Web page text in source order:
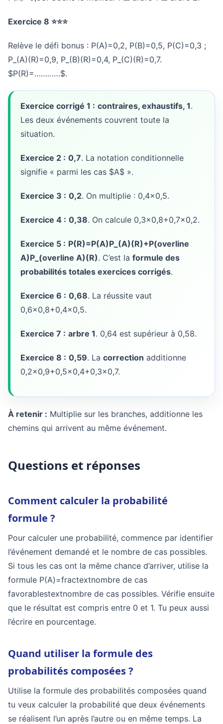
Exercice 8 ⭐⭐⭐
Relève le défi bonus : P(A)=0,2, P(B)=0,5, P(C)=0,3 ;
P_(A)(R)=0,9, P_(B)(R)=0,4, P_(C)(R)=0,7.
$P(R)=…………$.
Exercice corrigé 1 : contraires, exhaustifs, 1.
Les deux événements couvrent toute la
situation.
Exercice 2 : 0,7. La notation conditionnelle
signifie « parmi les cas $A$ ».
Exercice 3 : 0,2. On multiplie : 0,4×0,5.
Exercice 4 : 0,38. On calcule 0,3×0,8+0,7×0,2.
Exercice 5 : P(R)=P(A)P_(A)(R)+P(overline
A)P_(overline A)(R). C’est la formule des
probabilités totales exercices corrigés.
Exercice 6 : 0,68. La réussite vaut
0,6×0,8+0,4×0,5.
Exercice 7 : arbre 1. 0,64 est supérieur à 0,58.
Exercice 8 : 0,59. La correction additionne
0,2×0,9+0,5×0,4+0,3×0,7.
À retenir : Multiplie sur les branches, additionne les
chemins qui arrivent au même événement.
Questions et réponses
Comment calculer la probabilité
formule ?
Pour calculer une probabilité, commence par identifier
l’événement demandé et le nombre de cas possibles.
Si tous les cas ont la même chance d’arriver, utilise la
formule P(A)=fractextnombre de cas
favorablestextnombre de cas possibles. Vérifie ensuite
que le résultat est compris entre 0 et 1. Tu peux aussi
l’écrire en pourcentage.
Quand utiliser la formule des
probabilités composées ?
Utilise la formule des probabilités composées quand
tu veux calculer la probabilité que deux événements
se réalisent l’un après l’autre ou en même temps. La